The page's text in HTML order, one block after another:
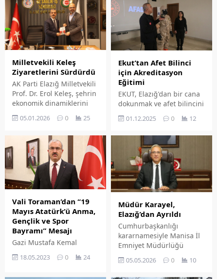
Milletvekili Keleş
Ziyaretlerini Sürdürdü
AK Parti Elazığ Milletvekili
Prof. Dr. Erol Keleş, şehrin
ekonomik dinamiklerini
yerinde incelemek
amacıyla Elazığ Organize
Sağlık-İş Sendikası Elazığ
Şubesi'ni ziyaret etti.
05.01.2026 0 25
Ekut’tan Afet Bilinci
için Akreditasyon
Eğitimi
EKUT, Elazığ'dan bir cana
dokunmak ve afet bilincini
akreditasyon öncesi
01.12.2025 0 12
Vali Toraman’dan “19
Mayıs Atatürk’ü Anma,
Gençlik ve Spor
Bayramı” Mesajı
Gazi Mustafa Kemal
ATATÜRK, ‘Bütün ümidim
gençliktedir!’ diyerek,
18.05.2023 0 24
Müdür Karayel,
Elazığ’dan Ayrıldı
Cumhurbaşkanlığı
kararnamesiyle Manisa İl
Emniyet Müdürlüğü
görevine atanan Adnan
Karayel, Elazığ'daki üç
05.05.2026 0 10